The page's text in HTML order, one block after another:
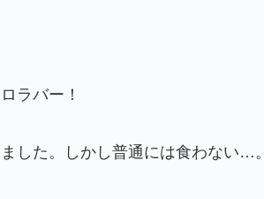
ラバー！
した。しかし普通には食わない…。